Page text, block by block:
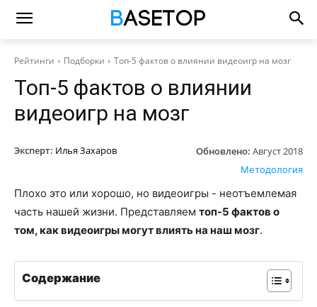
Рейтинги Подборки Топ-5 фактов о влиянии видеоигр на мозг
Топ-5 фактов о влиянии
видеоигр на мозг
Эксперт: Илья Захаров Обновлено: Август 2018
Методология
Плохо это или хорошо, но видеоигры - неотъемлемая
часть нашей жизни. Представляем топ-5 фактов о
том, как видеоигры могут влиять на наш мозг.
Содержание